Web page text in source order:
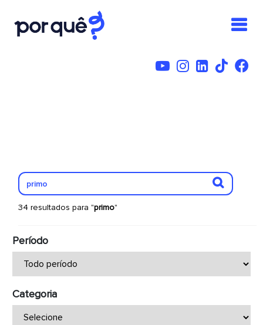
34 resultados para "primo"
Período
Categoria